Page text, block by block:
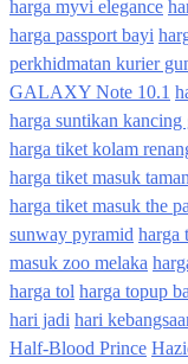
harga myvi elegance
harga passport bayi
perkhidmatan kurier
GALAXY Note 10.1
harga suntikan kancing
harga tiket kolam
harga tiket masuk
harga tiket masuk the
sunway pyramid harga
masuk zoo melaka
harga tol harga topup
hari jadi hari
Half-Blood Prince